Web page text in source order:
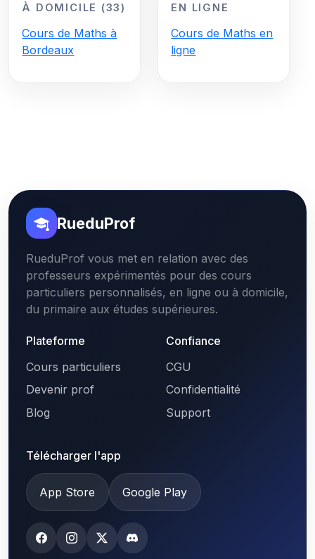
À DOMICILE (33)
Cours de Maths à
Bordeaux
EN LIGNE
Cours de Maths en
ligne
RueduProf
RueduProf vous met en relation avec des
professeurs expérimentés pour des cours
particuliers personnalisés, en ligne ou à domicile,
du primaire aux études supérieures.
Plateforme
Cours particuliers
Devenir prof
Blog
Confiance
CGU
Confidentialité
Support
Télécharger l'app
App Store Google Play